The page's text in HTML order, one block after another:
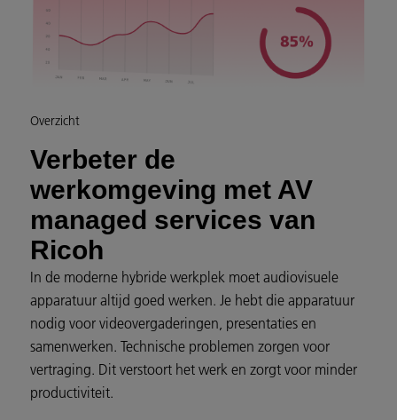
Overzicht
Verbeter de
werkomgeving met AV
managed services van
Ricoh
In de moderne hybride werkplek moet audiovisuele
apparatuur altijd goed werken. Je hebt die apparatuur
nodig voor videovergaderingen, presentaties en
samenwerken. Technische problemen zorgen voor
vertraging. Dit verstoort het werk en zorgt voor minder
productiviteit.